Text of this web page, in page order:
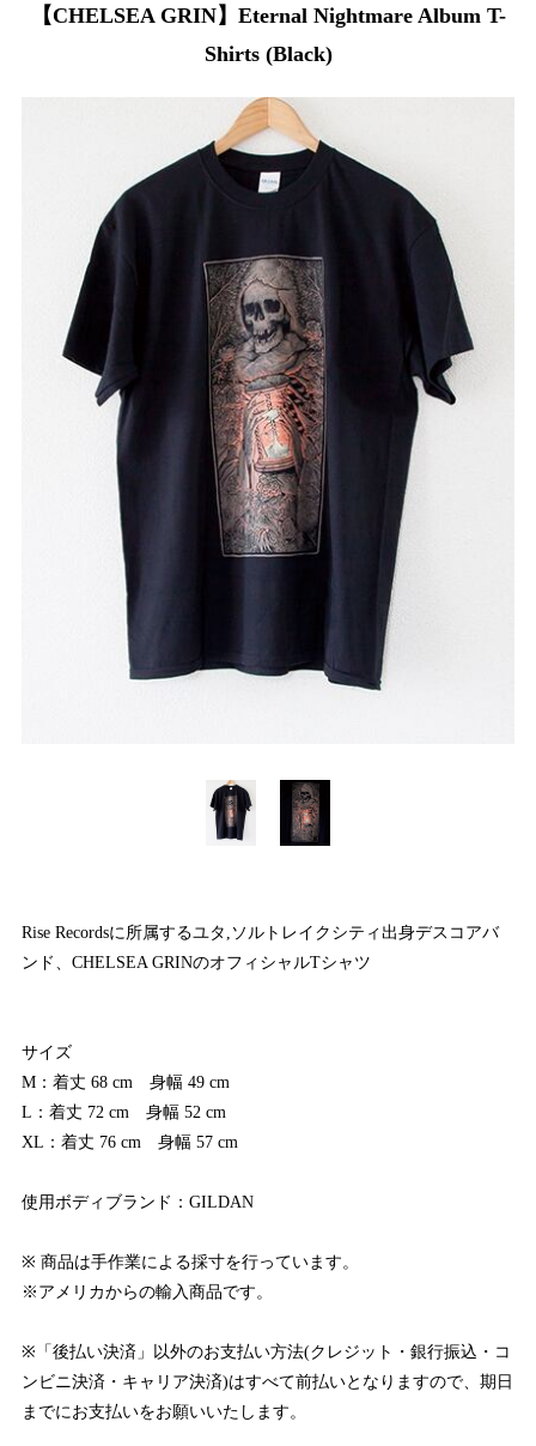
【CHELSEA GRIN】Eternal Nightmare Album T-
Shirts (Black)
Rise Recordsに所属するユタ,ソルトレイクシティ出身デスコアバ
ンド、CHELSEA GRINのオフィシャルTシャツ
サイズ
M：着丈 68 cm 身幅 49 cm
L：着丈 72 cm 身幅 52 cm
XL：着丈 76 cm 身幅 57 cm
使用ボディブランド：GILDAN
※ 商品は手作業による採寸を行っています。
※アメリカからの輸入商品です。
※「後払い決済」以外のお支払い方法(クレジット・銀行振込・コ
ンビニ決済・キャリア決済)はすべて前払いとなりますので、期日
までにお支払いをお願いいたします。